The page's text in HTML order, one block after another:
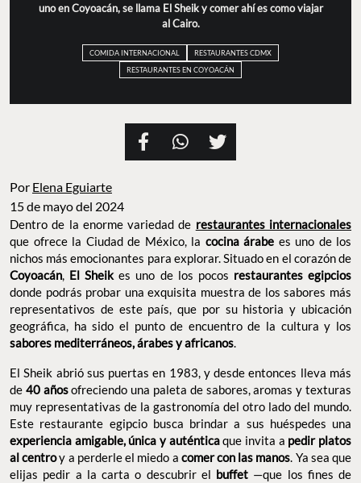
uno en Coyoacán, se llama El Sheik y comer ahí es como viajar
al Cairo.
COMIDA INTERNACIONAL
RESTAURANTES CDMX
RESTAURANTES EN COYOACÁN
Por Elena Eguiarte
15 de mayo del 2024
Dentro de la enorme variedad de restaurantes internacionales
que ofrece la Ciudad de México, la cocina árabe es uno de los
nichos más emocionantes para explorar. Situado en el corazón de
Coyoacán, El Sheikes uno de los pocos restaurantes egipcios
donde podrás probar una exquisita muestra de los sabores más
representativos de este país, que por su historia y ubicación
geográfica, ha sido el punto de encuentro de la cultura y los
sabores mediterráneos, árabes y africanos.
El Sheik abrió sus puertas en 1983, y desde entonces lleva más
de 40 añosofreciendo una paleta de sabores, aromas y texturas
muy representativas de la gastronomía del otro lado del mundo.
Este restaurante egipcio busca brindar a sus huéspedes una
experiencia amigable, única y auténticaque invita a pedir platos
al centroy a perderle el miedo a comer con las manos. Ya sea que
elijas pedir a la carta o descubrir el buffet —que los fines de